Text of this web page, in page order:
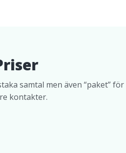
samtal men även “paket” för
kontakter.